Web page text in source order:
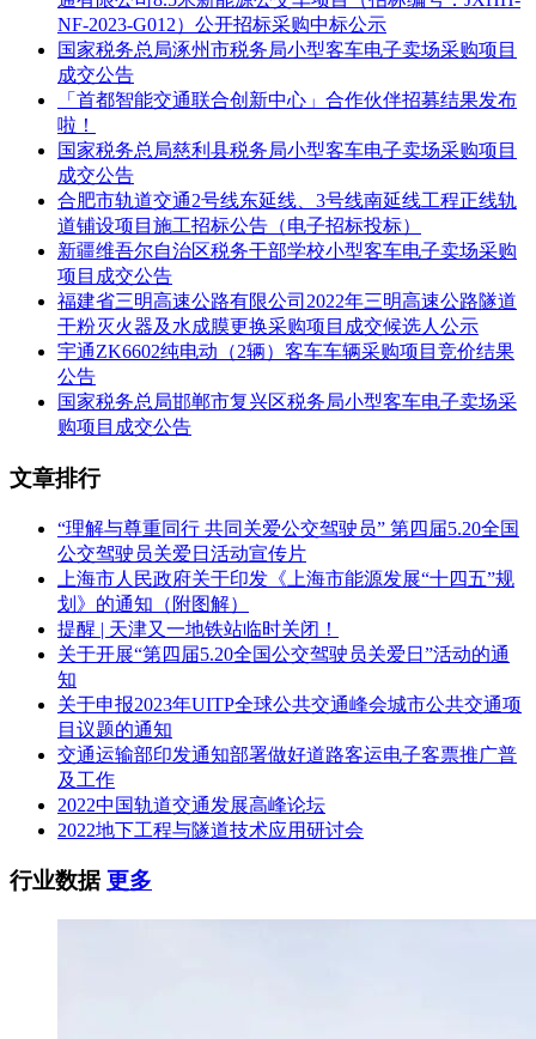
服务要求：详见采购文件
服务时间：详见采购文件
服务标准：详见采购文件
五、评审专家名单：
童亮、程兰兰、陈芳芳、阮红、郭莹辉、乐阿龙、王中华
六、公告期限
自本公告发布之日起1个工作日。
七、其他补充事宜
1、资金来源：企业自筹 2、采购方式：公开招标 3、预算金
额：6205.6376万元 4、招标公告发布的时间及媒介：2025年09
月01日在黄石公共资源交易信息网、大冶政府网(招投标板块)
发布。5、开标时间：2025年09月22日。 6、质疑：各有关当
事人对中标结果有异议的，可以在成交公告发布之日起七个工
作日内以书面形式向采购人或代理机构提出质疑，逾期将不再
八、凡对本次公告内容提出询问，请按以下方式联系。
1.采购人信息
名 称： 大冶市城市公共交通集团有限公司
地 址：大冶市高铁大道(武黄城际高铁大冶北站公共交通枢纽
联系方式：0714-8863302
2.采购代理机构信息(如有)
地 址：南宁市青秀区仙葫大道西16号鼎丰国际美食广场A栋11
楼HC区域
NF-2023-G012）公开招标采购中标公示
国家税务总局涿州市税务局小型客车电子卖场采购项目
成交公告
「首都智能交通联合创新中心」合作伙伴招募结果发布
啦！
国家税务总局慈利县税务局小型客车电子卖场采购项目
成交公告
合肥市轨道交通2号线东延线、3号线南延线工程正线轨
道铺设项目施工招标公告（电子招标投标）
新疆维吾尔自治区税务干部学校小型客车电子卖场采购
项目成交公告
福建省三明高速公路有限公司2022年三明高速公路隧道
干粉灭火器及水成膜更换采购项目成交候选人公示
宇通ZK6602纯电动（2辆）客车车辆采购项目竞价结果
公告
国家税务总局邯郸市复兴区税务局小型客车电子卖场采
购项目成交公告
文章排行
“理解与尊重同行 共同关爱公交驾驶员” 第四届5.20全国
公交驾驶员关爱日活动宣传片
上海市人民政府关于印发《上海市能源发展“十四五”规
划》的通知（附图解）
提醒 | 天津又一地铁站临时关闭！
关于开展“第四届5.20全国公交驾驶员关爱日”活动的通
知
关于申报2023年UITP全球公共交通峰会城市公共交通项
目议题的通知
交通运输部印发通知部署做好道路客运电子客票推广普
及工作
2022中国轨道交通发展高峰论坛
2022地下工程与隧道技术应用研讨会
行业数据更多